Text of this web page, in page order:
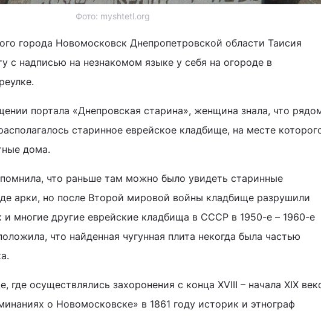
Фото: myshtetl.org
города Новомосковск Днепропетровской области Таисия
с надписью на незнакомом языке у себя на огороде в
портала «Днепровская старина», женщина знала, что
старинное еврейское кладбище, на месте
дома.
что раньше там можно было увидеть старинные
арки, но после Второй мировой войны кладбище разрушили
и многие другие еврейские кладбища в СССР в 1950-е – 1960-е
что найденная чугунная плита некогда была частью
где осуществлялись захоронения с конца XVIII – начала XIX
о Новомосковске» в 1861 году историк и этнограф